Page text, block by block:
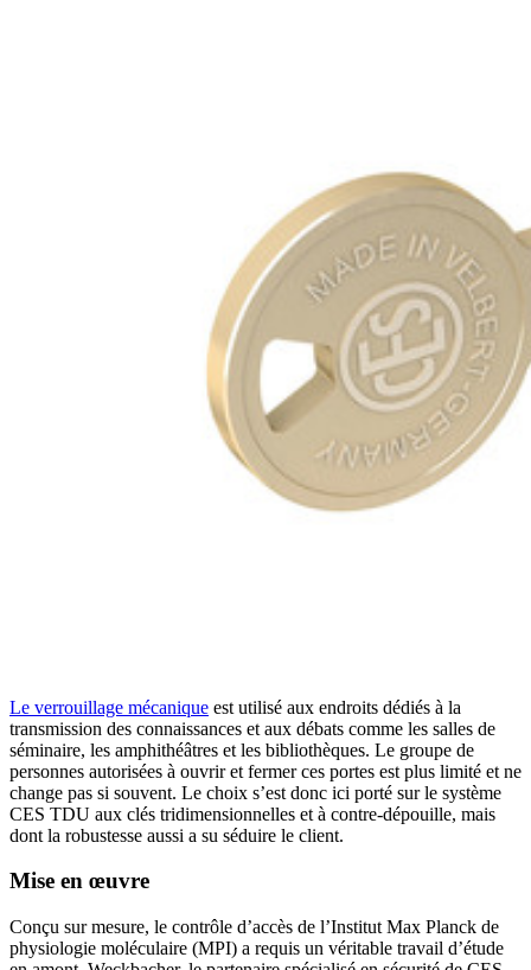
Le verrouillage mécanique est utilisé aux endroits dédiés à la
transmission des connaissances et aux débats comme les salles de
séminaire, les amphithéâtres et les bibliothèques. Le groupe de
personnes autorisées à ouvrir et fermer ces portes est plus limité et ne
change pas si souvent. Le choix s’est donc ici porté sur le système
CES TDU aux clés tridimensionnelles et à contre-dépouille, mais
dont la robustesse aussi a su séduire le client.
Mise en œuvre
Conçu sur mesure, le contrôle d’accès de l’Institut Max Planck de
physiologie moléculaire (MPI) a requis un véritable travail d’étude